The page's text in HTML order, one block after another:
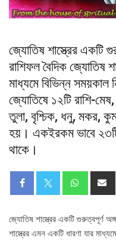
জ্যোতিষ শাস্ত্রের একটি
রাশিফল বৈদিক জ্যোতিষ
মাধ্যমে বিভিন্ন সময়কাল
জ্যোতিষে ১২টি রাশি-
তুলা, বৃশ্চিক, ধনু, মকর,
হয়। একইরকম ভাবে ২৩টি
থাকে।
জ্যোতিষ শাস্ত্রের একটি গুরুত্বপূর্ণ
শাস্ত্রের এমন একটি ধারণা যার